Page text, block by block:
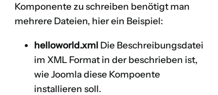
Komponente zu schreiben benötigt man
mehrere Dateien, hier ein Beispiel:
helloworld.xml Die Beschreibungsdatei
im XML Format in der beschrieben ist,
wie Joomla diese Kompoente
installieren soll.